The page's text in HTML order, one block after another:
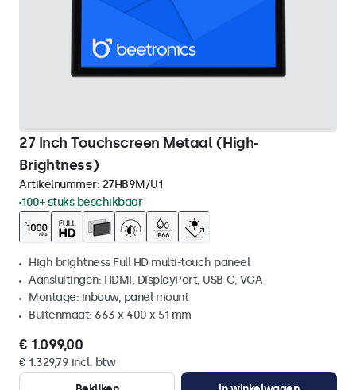
27 Inch Touchscreen Metaal (High-
Brightness)
Artikelnummer: 27HB9M/U1
100+ stuks beschikbaar
High brightness Full HD multi-touch paneel
Aansluitingen: HDMI, DisplayPort, USB-C, VGA
Montage: inbouw, panel mount
Buitenmaat: 663 x 400 x 51 mm
€ 1.099,00
€ 1.329,79 incl. btw